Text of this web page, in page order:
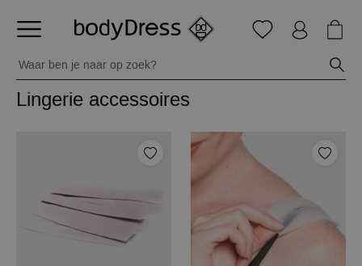
Lingerie accessoires